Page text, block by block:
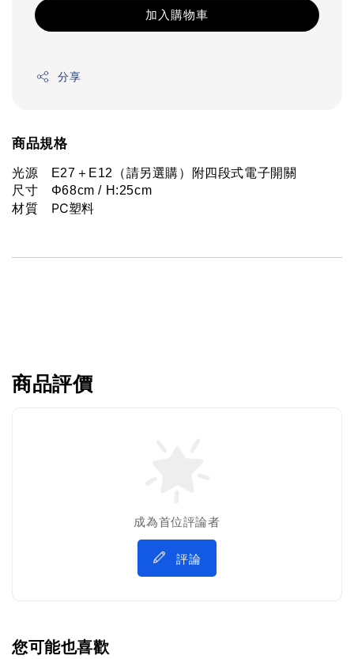
加入購物車
分享
商品規格
光源　E27＋E12（請另選購）附四段式電子開關
尺寸　Φ68cm / H:25cm
材質 PC塑料
商品評價
成為首位評論者
評論
您可能也喜歡